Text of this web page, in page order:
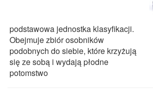
podstawowa jednostka klasyfikacji.
Obejmuje zbiór osobników
podobnych do siebie, które krzyżują
się ze sobą i wydają płodne
potomstwo